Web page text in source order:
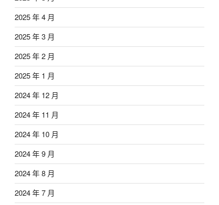
2025 年 4 月
2025 年 3 月
2025 年 2 月
2025 年 1 月
2024 年 12 月
2024 年 11 月
2024 年 10 月
2024 年 9 月
2024 年 8 月
2024 年 7 月